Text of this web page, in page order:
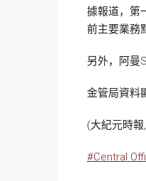
據報道，第
前主要業務
另外，阿曼
金管局資料
(大紀元時報
#Central